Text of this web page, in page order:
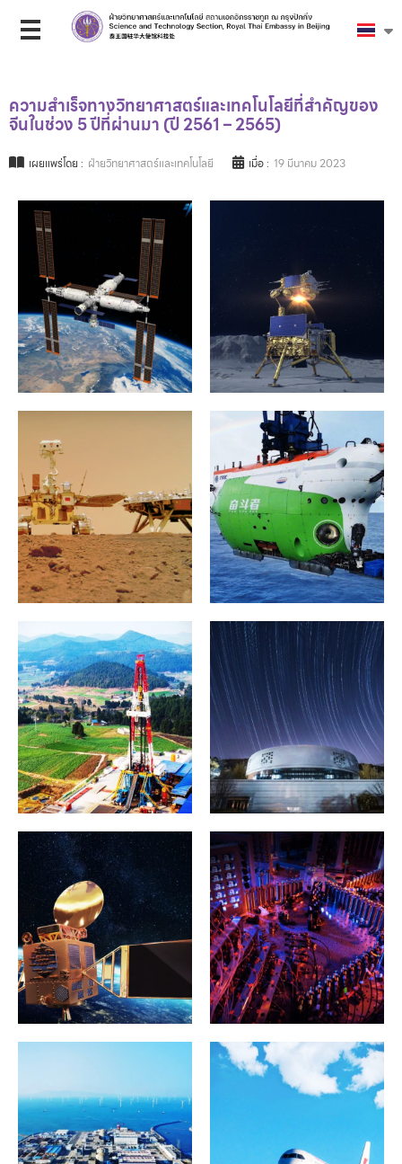
ความสำเร็จทางวิทยาศาสตร์และเทคโนโลยีที่สำคัญของ
จีนในช่วง 5 ปีที่ผ่านมา (ปี 2561 – 2565)
เผยแพร่โดย : ฝ่ายวิทยาศาสตร์และเทคโนโลยี เมื่อ : 19 มีนาคม 2023